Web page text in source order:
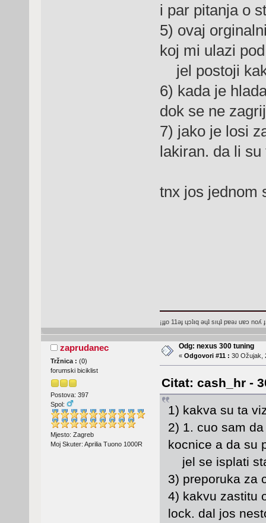
i par pitanja o
5) ovaj
koj mi ulazi
jel postoji
6) kada je
dok se ne
7) jako je losi
lakiran. da li
tnx jos
¡ɟɟo 11ǝɟ ɥɔʇıq ǝɥʇ sıɥʇ pɐǝɹ uɐɔ noʎ
zaprudanec
Tržnica : (0)
forumski biciklist
Postova: 397
Spol:
Mjesto: Zagreb
Moj Skuter: Aprilia Tuono 1000R
Odg: nexus 300 tuning
« Odgovori #11 : 30 Ožujak,
Citat: cash_hr -
1) kakva su ta
2) 1. cuo sam
kocnice a da su
jel se isplati
3) preporuka za
4) kakvu zastitu
lock. dal jos